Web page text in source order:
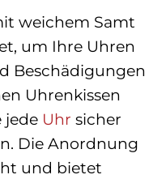
weichem Samt
um Ihre Uhren
Beschädigungen
Uhrenkissen
jede Uhr sicher
Die Anordnung
und bietet